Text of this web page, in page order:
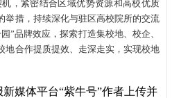
，紧密结合区域优势资源和高校优质
举措，持续深化与驻区高校院所的交流
”品牌效应，探索打造集校地、校企、
地合作提质提效、走深走实，实现校地
媒体平台“紫牛号”作者上传并